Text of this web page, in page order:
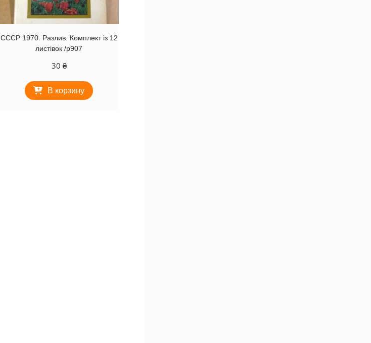
СССР 1970. Разлив. Комплект із 12
листівок /р907
30 ₴
В корзину